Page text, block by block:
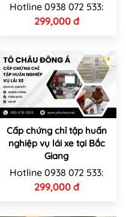
Hotline 0938 072 533:
299,000 đ
Cấp chứng chỉ tập huấn
nghiệp vụ lái xe tại Bắc
Giang
Hotline 0938 072 533:
299,000 đ